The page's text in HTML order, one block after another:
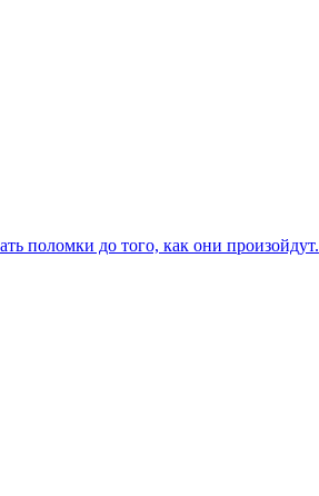
поломки до того, как они произойдут.